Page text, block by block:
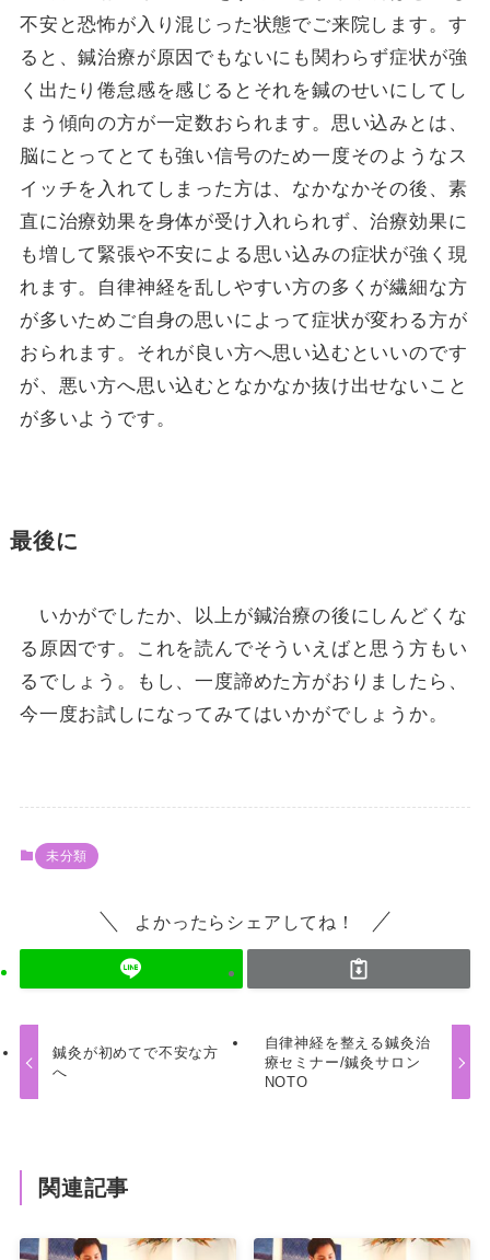
不安と恐怖が入り混じった状態でご来院します。す
ると、鍼治療が原因でもないにも関わらず症状が強
く出たり倦怠感を感じるとそれを鍼のせいにしてし
まう傾向の方が一定数おられます。思い込みとは、
脳にとってとても強い信号のため一度そのようなス
イッチを入れてしまった方は、なかなかその後、素
直に治療効果を身体が受け入れられず、治療効果に
も増して緊張や不安による思い込みの症状が強く現
れます。自律神経を乱しやすい方の多くが繊細な方
が多いためご自身の思いによって症状が変わる方が
おられます。それが良い方へ思い込むといいのです
が、悪い方へ思い込むとなかなか抜け出せないこと
が多いようです。
最後に
いかがでしたか、以上が鍼治療の後にしんどくな
る原因です。これを読んでそういえばと思う方もい
るでしょう。もし、一度諦めた方がおりましたら、
今一度お試しになってみてはいかがでしょうか。
未分類
よかったらシェアしてね！
鍼灸が初めてで不安な方
へ
自律神経を整える鍼灸治
療セミナー/鍼灸サロン
NOTO
関連記事